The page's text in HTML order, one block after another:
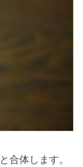
合体します。